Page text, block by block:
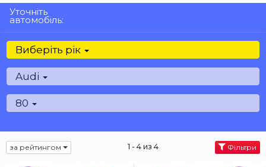
Уточніть
автомобіль:
Виберіть рік
Audi
80
за рейтингом 1 - 4 из 4 Фільтри